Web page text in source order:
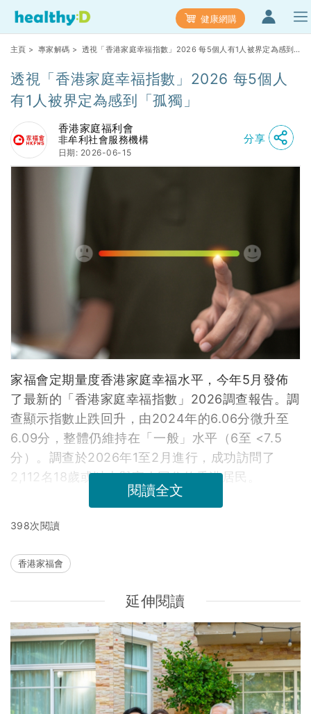
健康網購
主頁 > 專家解碼 > 透視「香港家庭幸福指數」2026 每5個人有1人被界定為感到
透視「香港家庭幸福指數」2026 每5個人
有1人被界定為感到「孤獨」
香港家庭福利會
非牟利社會服務機構
日期: 2026-06-15
分享
家福會定期量度香港家庭幸福水平，今年5月發佈
了最新的「香港家庭幸福指數」2026調查報告。調
查顯示指數止跌回升，由2024年的6.06分微升至
6.09分，整體仍維持在「一般」水平（6至 <7.5
分）。調查於2026年1至2月進行，成功訪問了
2,112名18歲或以上與家人同住的香港居民。
閱讀全文
398次閱讀
香港家福會
延伸閱讀